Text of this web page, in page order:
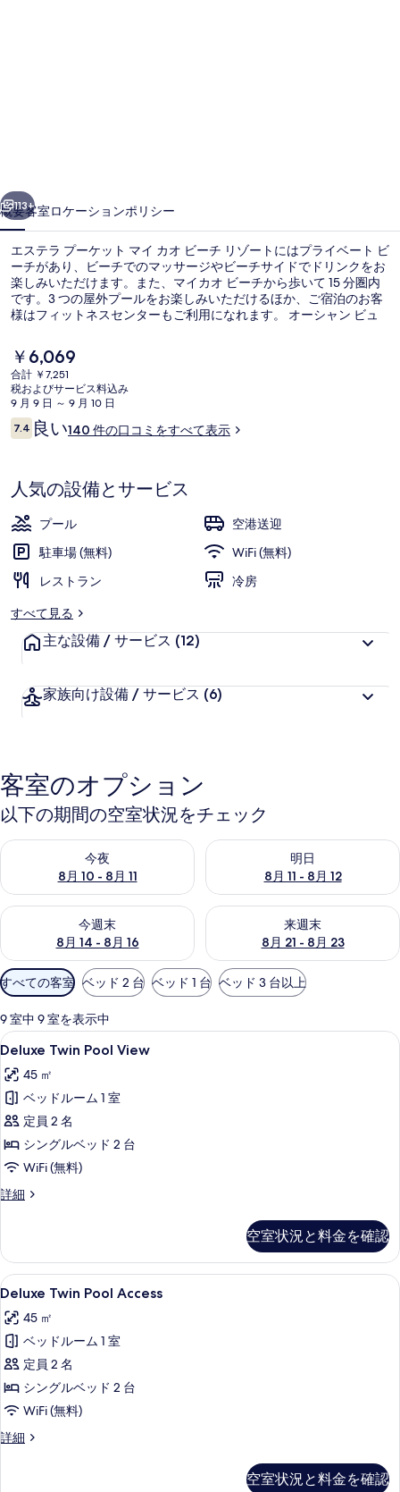
ッ
ト
マ
イ
カ
オ
ビ
ー
チ
ゾ
ー
ト
の
写
ー
113+
概要客室ロケーションポリシー
エステラ プーケット マイ カオ ビーチ リゾートにはプライベート ビ
ーチがあり、ビーチでのマッサージやビーチサイドでドリンクをお
楽しみいただけます。また、マイカオ ビーチから歩いて 15 分圏内
です。3 つの屋外プールをお楽しみいただけるほか、ご宿泊のお客
様はフィットネスセンターもご利用になれます。 オーシャン ビュ
お召し上がりいただけます。 その他の設備としてプールサイドバ
ー、子供用プール、およびスナックバー / デリなどが、この高級ホ
テルに備わっています。
現
在
の
料
金
は
す
￥6,069
合計 ￥7,251
税およびサービス料込み
9 月 9 日 ～ 9 月 10 日
口
コ
7.410段階中7.4
良い140 件の口コミをすべて表示
人気の設備とサービス
プール
空港送迎
駐車場 (無料)
WiFi (無料)
レストラン
冷房
すべて見る
主な設備 / サービス (12)
家族向け設備 / サービス (6)
客室のオプション
以下の期間の空室状況をチェック
今夜
8月 10 - 8月 11
今夜 8月 10 - 8月 11 の空室状況をチェック
明日
8月 11 - 8月 12
明日 8月 11 - 8月 12 の空室状
今週末
8月 14 - 8月 16
今週末 8月 14 - 8月 16 の空室状況をチェック
来週末
8月 21 - 8月 23
来週末 8月 21 - 8月 23 の空室
利
用
可
能
な
客
室
の
り
込
み
すべての客室 ベッド 2 台 ベッド 1 台 ベッド 3 台以上
9 室中 9 室を表示中
Deluxe
Twin
Pool
View
の
す
べ
て
真
を
表
示
す
る
Deluxe Twin Pool View | ミニバー、
7
Deluxe Twin Pool View
45 ㎡
ベッドルーム 1 室
定員 2 名
シングルベッド 2 台
WiFi (無料)
詳細
Deluxe
の
詳
細
空室状況と料金を確認
Deluxe
Twin
Pool
Access
の
す
べ
て
Deluxe Twin Pool Access | ミニバー
7
Deluxe Twin Pool Access
45 ㎡
ベッドルーム 1 室
定員 2 名
シングルベッド 2 台
WiFi (無料)
詳細
Deluxe
空室状況と料金を確認